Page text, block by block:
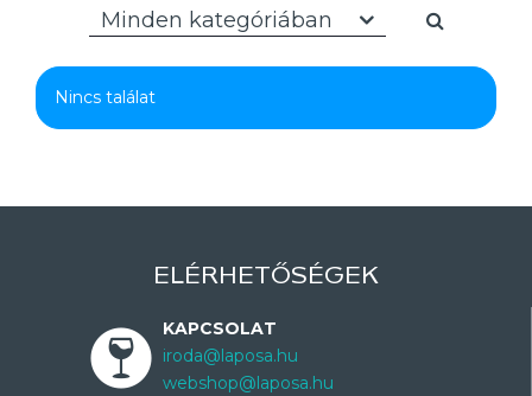
Minden kategóriában
Nincs találat
ELÉRHETŐSÉGEK
KAPCSOLAT
iroda@laposa.hu
webshop@laposa.hu